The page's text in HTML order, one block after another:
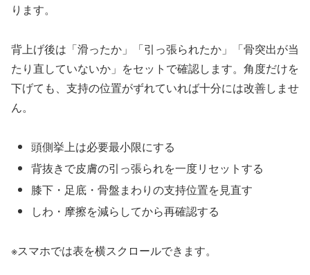
ります。
背上げ後は「滑ったか」「引っ張られたか」「骨突出が当
たり直していないか」をセットで確認します。角度だけを
下げても、支持の位置がずれていれば十分には改善しませ
ん。
頭側挙上は必要最小限にする
背抜きで皮膚の引っ張られを一度リセットする
膝下・足底・骨盤まわりの支持位置を見直す
しわ・摩擦を減らしてから再確認する
※スマホでは表を横スクロールできます。